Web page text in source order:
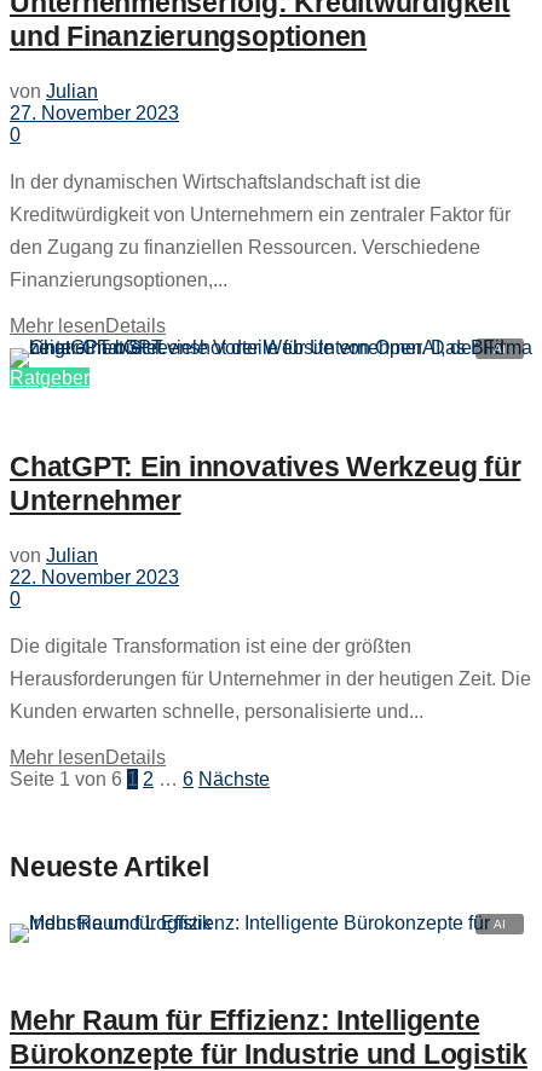
und Finanzierungsoptionen
von Julian
27. November 2023
0
In der dynamischen Wirtschaftslandschaft ist die
Kreditwürdigkeit von Unternehmern ein zentraler Faktor für
den Zugang zu finanziellen Ressourcen. Verschiedene
Finanzierungsoptionen,...
Mehr lesenDetails
Ratgeber
ChatGPT: Ein innovatives Werkzeug für
Unternehmer
von Julian
22. November 2023
0
Die digitale Transformation ist eine der größten
Herausforderungen für Unternehmer in der heutigen Zeit. Die
Kunden erwarten schnelle, personalisierte und...
Mehr lesenDetails
Seite 1 von 6 1 2 … 6 Nächste
Neueste Artikel
Mehr Raum für Effizienz: Intelligente
Bürokonzepte für Industrie und Logistik